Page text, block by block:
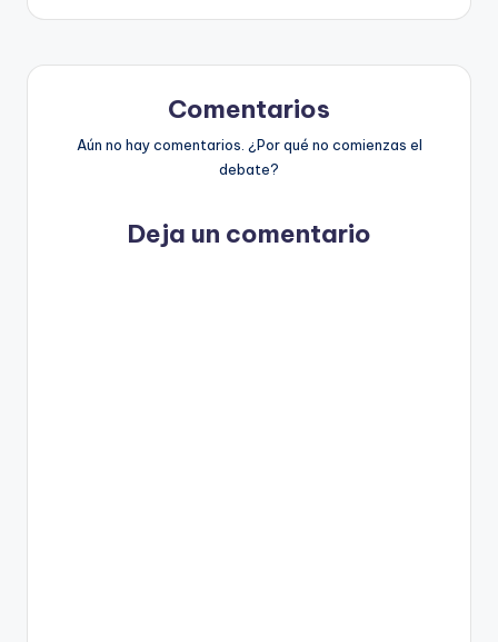
Comentarios
Aún no hay comentarios. ¿Por qué no comienzas el
debate?
Deja un comentario